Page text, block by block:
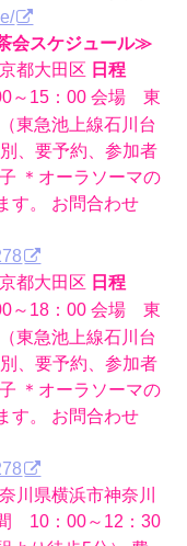
会スケジュール≫
大田区 日程
～15：00 会場 東
急池上線石川台
、要予約、参加者
＊オーラソーマの
す。 お問合わせ
大田区 日程
～18：00 会場 東
急池上線石川台
、要予約、参加者
＊オーラソーマの
す。 お問合わせ
横浜市神奈川
10：00～12：30